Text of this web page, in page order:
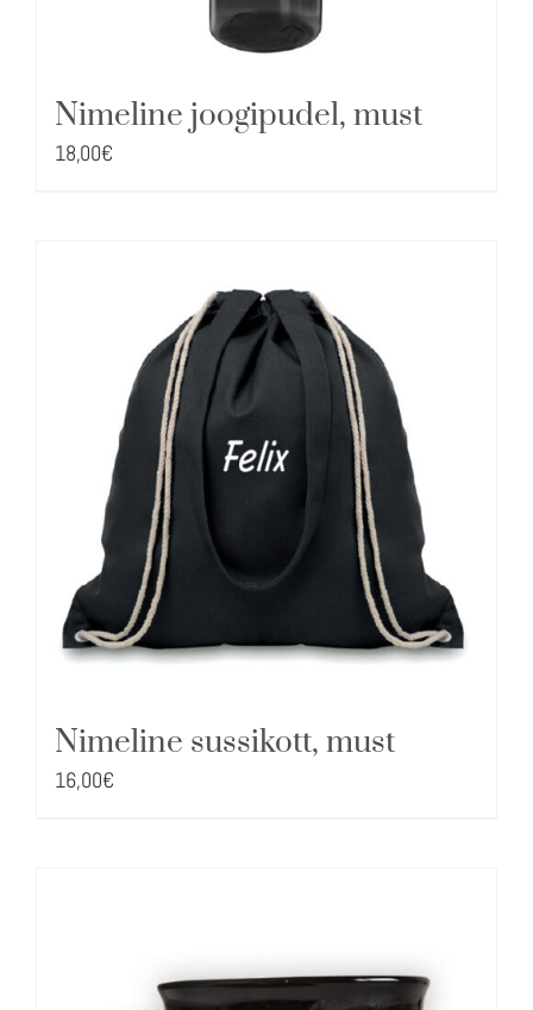
Nimeline joogipudel, must
18,00€
Nimeline sussikott, must
16,00€